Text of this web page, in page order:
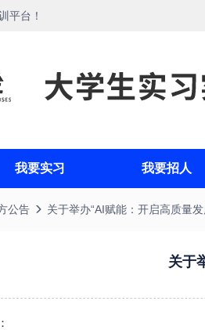
平台！
我要实习 我要招人
公告 关于举办“AI赋能：开启高质量
关于